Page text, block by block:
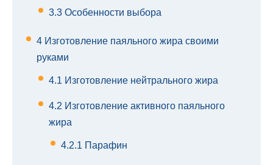
3.3 Особенности выбора
4 Изготовление паяльного жира своими
руками
4.1 Изготовление нейтрального жира
4.2 Изготовление активного паяльного
жира
4.2.1 Парафин